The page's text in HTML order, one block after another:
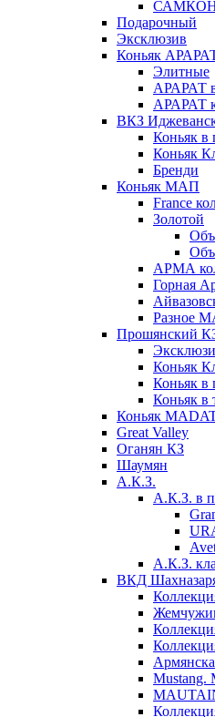
Подарочный
Эксклюзив
Коньяк
Элитные
АРАРАТ
АРАРАТ
ВКЗ
Коньяк в
Коньяк
Бренди
Коньяк МАП
France
Золотой
АРМА
Горная
Разное
Прошянский
Коньяк
Коньяк в
Коньяк в
Коньяк
Great Valley
Оганян КЗ
Шаумян
А.К.З.
А.К.З. в
А.К.З.
ВКД
Mustang.